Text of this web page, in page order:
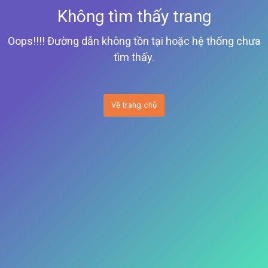
Không tìm thấy trang
Oops!!!! Đường dẫn không tồn tại hoặc hệ thống chưa
tìm thấy.
Về trang chủ